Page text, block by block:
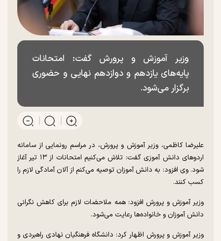
وزیر آموزش و پرورش گفت: امتحانات
پایه‌های یازدهم و دوازدهم نهایی و حضوری
برگزار می‌شود.
علیرضا کاظمی، وزیر آموزش و پرورش، در مراسم رونمایی از سامانه
اردو‌های دانش آموزی گفت: تلاش می‌کنیم امتحانات از ۱۳ تیر آغاز
شود. وی افزود: به دانش آموزان توصیه می‌کنم از آلان آمادگی لازم را
کسب کنند.
وزیر آموزش و پرورش افزود: همه ملاحضات لازم برای کاهش نگرانی
دانش آموزان و خانواده‌ها رعایت می‌شود.
وزیر آموزش و پرورش اظهار کرد: دانشگاه فرهنگیان نهادی راهبردی و